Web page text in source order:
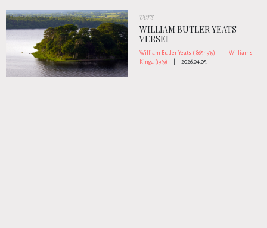
vers
WILLIAM BUTLER YEATS
VERSEI
William Butler Yeats (1865-1939)
Williams
Kinga (1959)
2026.04.05.